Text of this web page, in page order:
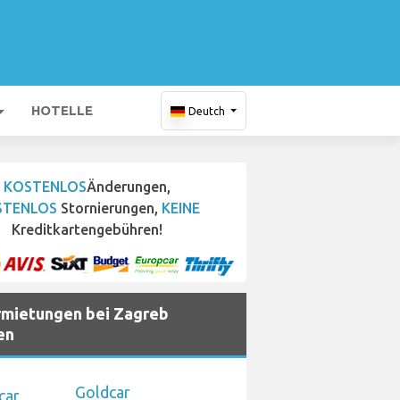
HOTELLE Deutch
KOSTENLOSÄnderungen,
Stornierungen, KEINE
Kreditkartengebühren!
bei Zagreb
Goldcar